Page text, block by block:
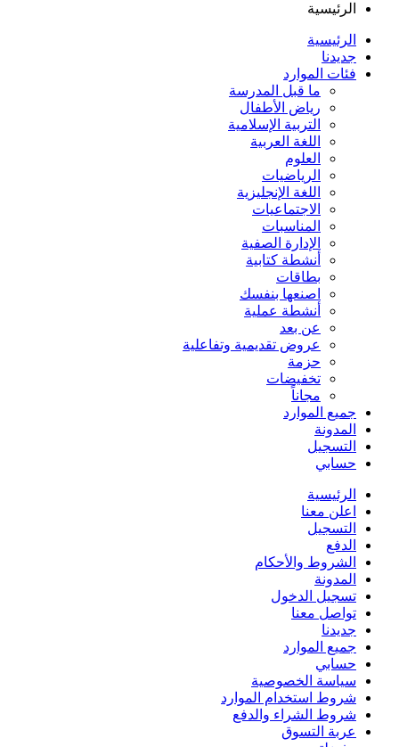
الرئيسية
الرئيسية
جديدنا
فئات الموارد
ما قبل المدرسة
رياض الأطفال
التربية الإسلامية
اللغة العربية
العلوم
الرياضيات
اللغة الإنجليزية
الاجتماعيات
المناسبات
الإدارة الصفية
أنشطة كتابية
بطاقات
اصنعها بنفسك
أنشطة عملية
عن بعد
عروض تقديمية وتفاعلية
حزمة
تخفيضات
مجاناً
جميع الموارد
المدونة
التسجيل
حسابي
الرئيسية
اعلن معنا
التسجيل
الدفع
الشروط والأحكام
المدونة
تسجيل الدخول
تواصل معنا
جديدنا
جميع الموارد
حسابي
سياسة الخصوصية
شروط استخدام الموارد
شروط الشراء والدفع
عربة التسوق